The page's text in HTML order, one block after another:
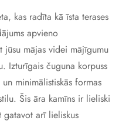
kas radīta kā īsta terases
apvieno
mājas videi mājīgumu
Izturīgais čuguna korpuss
minimālistiskās formas
Šis āra kamīns ir lieliski
gatavot arī lieliskus